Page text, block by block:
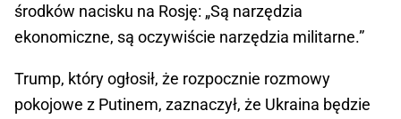
środków nacisku na Rosję: „Są narzędzia
ekonomiczne, są oczywiście narzędzia militarne.”
Trump, który ogłosił, że rozpocznie rozmowy
pokojowe z Putinem, zaznaczył, że Ukraina będzie